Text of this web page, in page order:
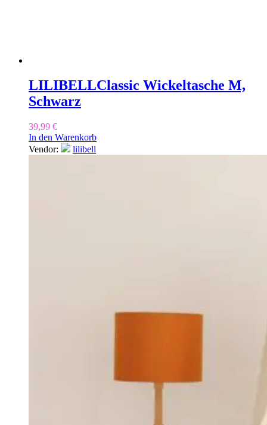
LILIBELLClassic Wickeltasche M,
Schwarz
39,99 €
In den Warenkorb
Vendor:
lilibell